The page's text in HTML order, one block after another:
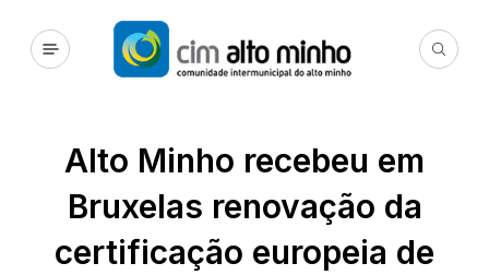
Alto Minho recebeu em
Bruxelas renovação da
certificação europeia de